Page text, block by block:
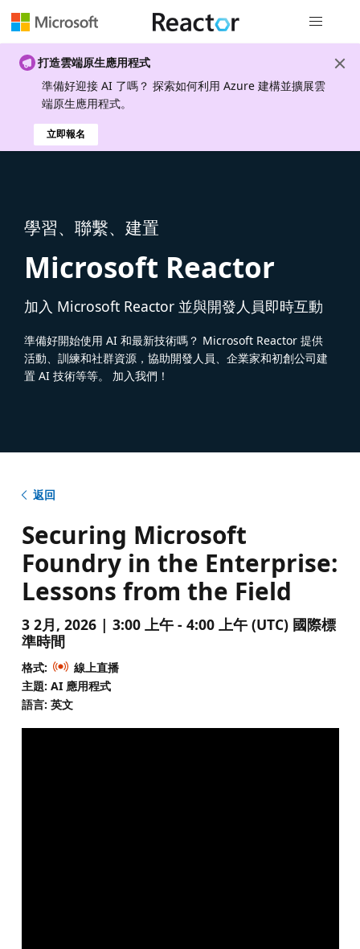
打造雲端原生應用程式
準備好迎接 AI 了嗎？ 探索如何利用 Azure 建構並擴展雲
端原生應用程式。
立即報名
學習、聯繫、建置
Microsoft Reactor
加入 Microsoft Reactor 並與開發人員即時互動
準備好開始使用 AI 和最新技術嗎？ Microsoft Reactor 提供
活動、訓練和社群資源，協助開發人員、企業家和初創公司建
置 AI 技術等等。 加入我們！
返回
Securing Microsoft
Foundry in the Enterprise:
Lessons from the Field
3 2月, 2026 | 3:00 上午 - 4:00 上午 (UTC) 國際標
準時間
格式:
線上直播
主題: AI 應用程式
語言: 英文